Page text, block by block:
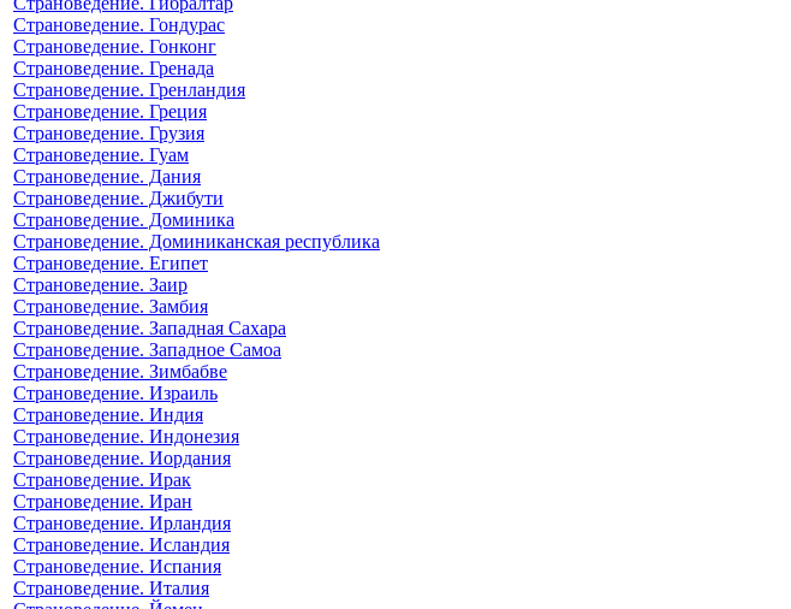
Страноведение. Гондурас
Страноведение. Гонконг
Страноведение. Гренада
Страноведение. Гренландия
Страноведение. Греция
Страноведение. Грузия
Страноведение. Гуам
Страноведение. Дания
Страноведение. Джибути
Страноведение. Доминика
Страноведение. Доминиканская республика
Страноведение. Египет
Страноведение. Заир
Страноведение. Замбия
Страноведение. Западная Сахара
Страноведение. Западное Самоа
Страноведение. Зимбабве
Страноведение. Израиль
Страноведение. Индия
Страноведение. Индонезия
Страноведение. Иордания
Страноведение. Ирак
Страноведение. Иран
Страноведение. Ирландия
Страноведение. Исландия
Страноведение. Испания
Страноведение. Италия